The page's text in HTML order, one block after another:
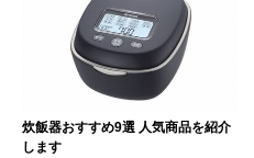
炊飯器おすすめ9選 人気商品を紹介
します